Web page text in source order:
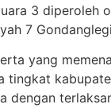
3 diperoleh
7
yang
tingkat
dengan